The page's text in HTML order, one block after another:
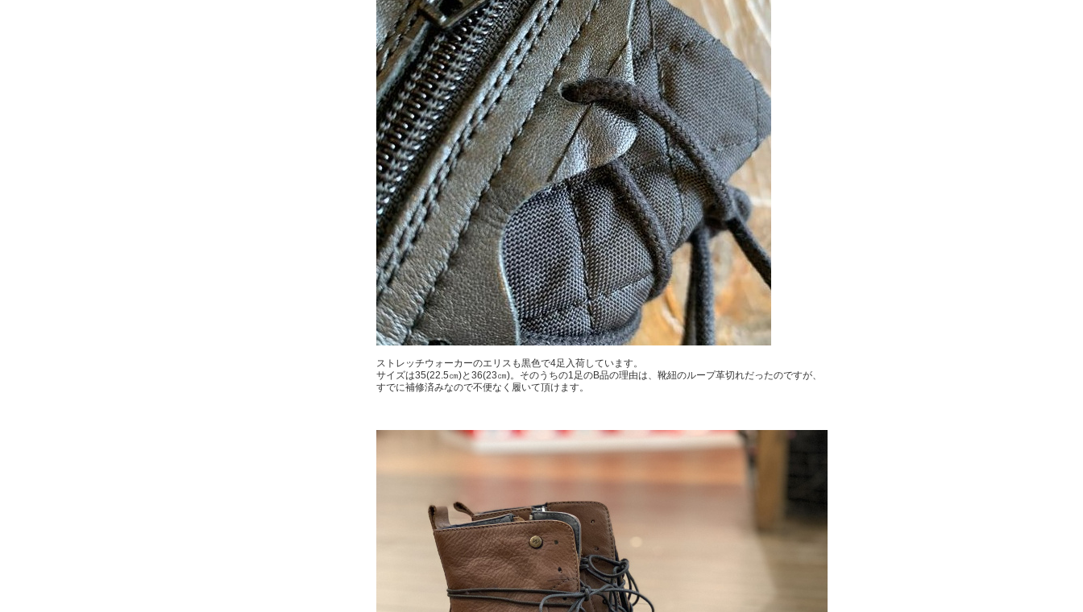
ストレッチウォーカーのエリスも黒色で4足入荷しています。
サイズは35(22.5㎝)と36(23㎝)。そのうちの1足のB品の理由は、靴紐のループ革切れだったのですが、
すでに補修済みなので不便なく履いて頂けます。